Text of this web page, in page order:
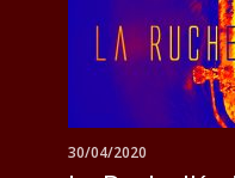
30/04/2020